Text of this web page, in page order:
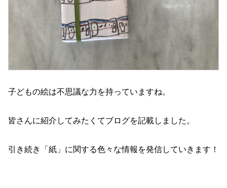
子どもの絵は不思議な力を持っていますね。
皆さんに紹介してみたくてブログを記載しました。
引き続き「紙」に関する色々な情報を発信していきます！